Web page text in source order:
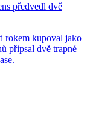
předvedl dvě
rokem kupoval jako
připsal dvě trapné